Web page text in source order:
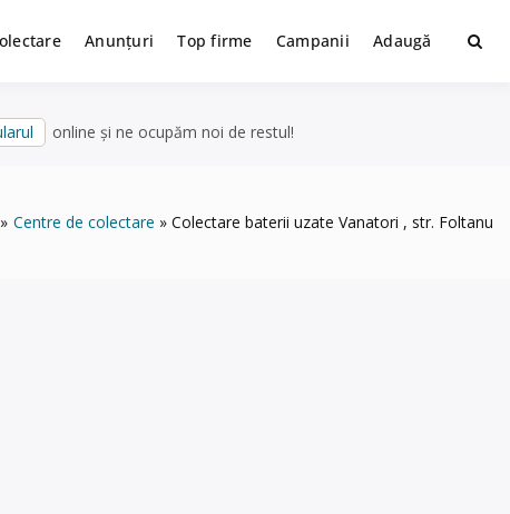
Anunțuri Top firme Campanii Adaugă
online și ne ocupăm noi de restul!
Centre de colectare Colectare baterii uzate Vanatori , str. Foltanu